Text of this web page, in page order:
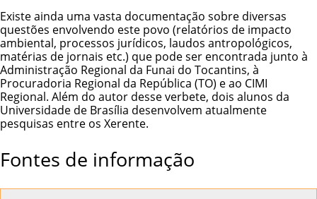
Existe ainda uma vasta documentação sobre diversas
questões envolvendo este povo (relatórios de impacto
ambiental, processos jurídicos, laudos antropológicos,
matérias de jornais etc.) que pode ser encontrada junto à
Administração Regional da Funai do Tocantins, à
Procuradoria Regional da República (TO) e ao CIMI
Regional. Além do autor desse verbete, dois alunos da
Universidade de Brasília desenvolvem atualmente
pesquisas entre os Xerente.
Fontes de informação